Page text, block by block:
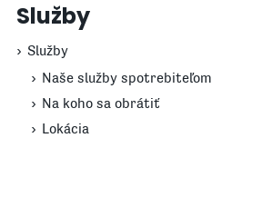
Služby
Služby
Naše služby spotrebiteľom
Na koho sa obrátiť
Lokácia